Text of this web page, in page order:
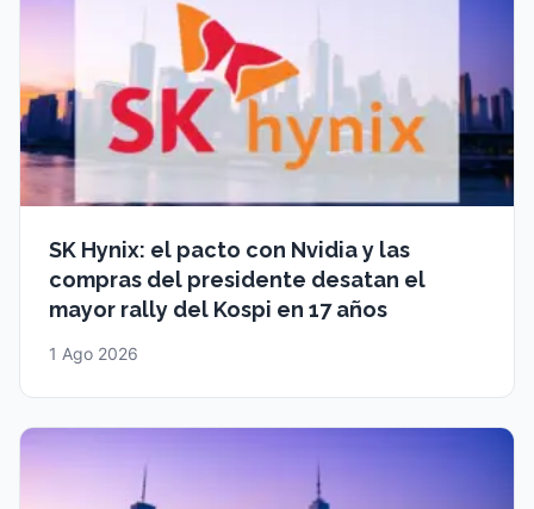
SK Hynix: el pacto con Nvidia y las
compras del presidente desatan el
mayor rally del Kospi en 17 años
1 Ago 2026